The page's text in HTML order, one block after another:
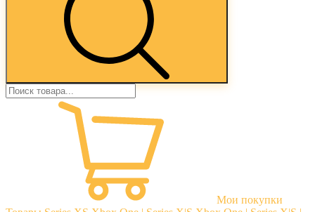
Мои покупки